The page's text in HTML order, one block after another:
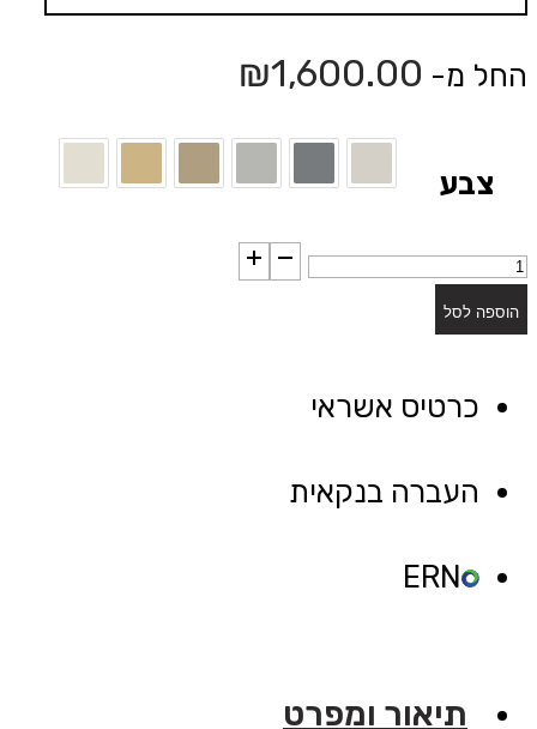
החל מ- ₪1,600.00
צבע
כמות
של
מעוצבת
"נורד"
הוספה לסל
כרטיס אשראי
העברה בנקאית
ERN
תיאור ומפרט